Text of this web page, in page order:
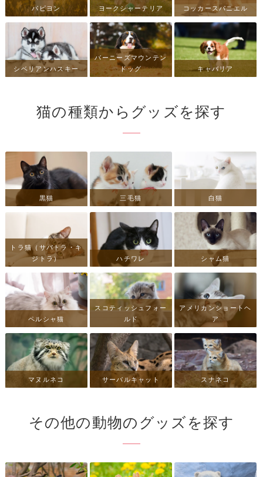
パピヨン ヨークシャーテリア コッカースパニエル
シベリアンハスキー
バーニーズマウンテン
ドッグ
キャバリア
猫の種類からグッズを探す
黒猫 三毛猫 白猫
トラ猫（サバトラ・キ
ジトラ）
ハチワレ シャム猫
ペルシャ猫
スコティッシュフォー
ルド
アメリカンショートヘ
ア
マヌルネコ サーバルキャット スナネコ
その他の動物のグッズを探す